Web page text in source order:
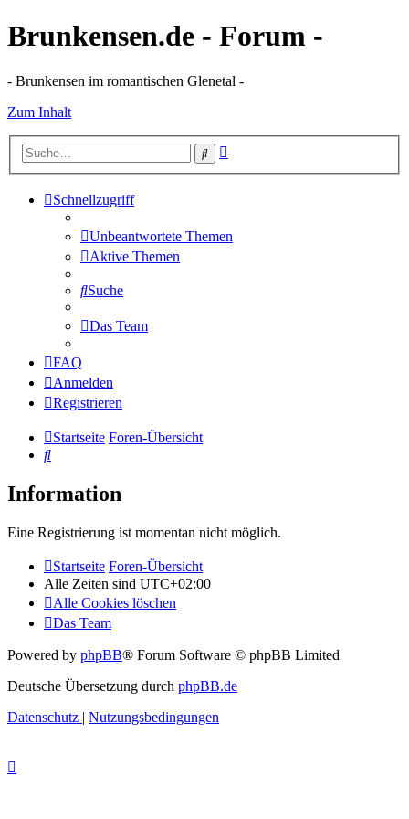
Brunkensen.de - Forum -
- Brunkensen im romantischen Glenetal -
Zum Inhalt
Suche
Schnellzugriff
Unbeantwortete Themen
Aktive Themen
Suche
Das Team
FAQ
Anmelden
Registrieren
Startseite Foren-Übersicht
Suche
Information
Eine Registrierung ist momentan nicht möglich.
Startseite Foren-Übersicht
Alle Zeiten sind UTC+02:00
Alle Cookies löschen
Das Team
Powered by phpBB® Forum Software © phpBB Limited
Deutsche Übersetzung durch phpBB.de
Datenschutz | Nutzungsbedingungen